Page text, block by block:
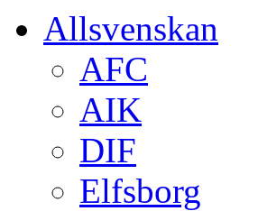
Allsvenskan
AFC
AIK
DIF
Elfsborg